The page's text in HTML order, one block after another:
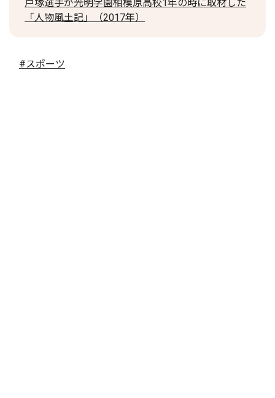
戸塚選手が光明学園相模原高校1年の時に取材した
「人物風土記」（2017年）
#スポーツ